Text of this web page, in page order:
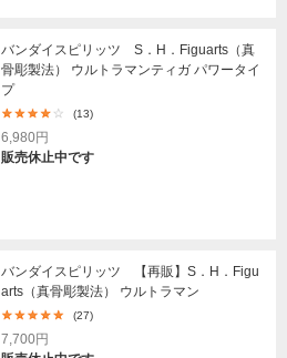
バンダイスピリッツ S．H．Figuarts（真
骨彫製法） ウルトラマンティガ パワータイ
プ
(13)
6,980円
販売休止中です
バンダイスピリッツ 【再販】S．H．Figu
arts（真骨彫製法） ウルトラマン
(27)
7,700円